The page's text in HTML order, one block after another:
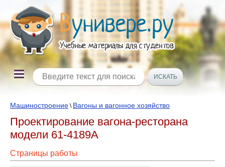
Машиностроение \ Вагоны и вагонное хозяйство
Проектирование вагона-ресторана
модели 61-4189А
Страницы работы